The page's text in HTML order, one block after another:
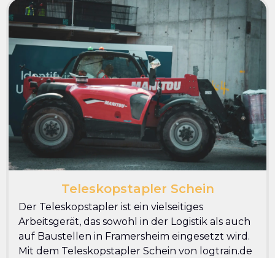
Teleskopstapler Schein
Der Teleskopstapler ist ein vielseitiges
Arbeitsgerät, das sowohl in der Logistik als auch
auf Baustellen in Framersheim eingesetzt wird.
Mit dem Teleskopstapler Schein von logtrain.de